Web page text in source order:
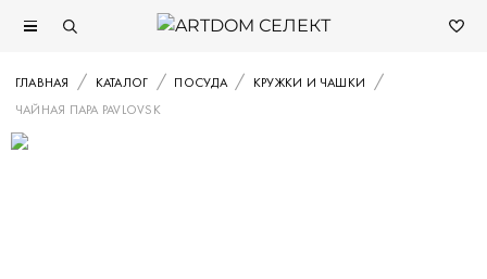
ГЛАВНАЯ КАТАЛОГ ПОСУДА
КРУЖКИ И ЧАШКИ
ЧАЙНАЯ ПАРА PAVLOVSK